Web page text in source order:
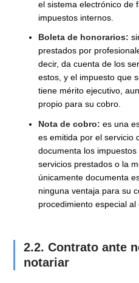
deuda que se pueda
desventajas del
2.1. Diferencias:
honorarios y
Si bien la factura como
de cobro documentan
un bien entregado, es
tienen objetivos
comercialesentre
factura se pueden